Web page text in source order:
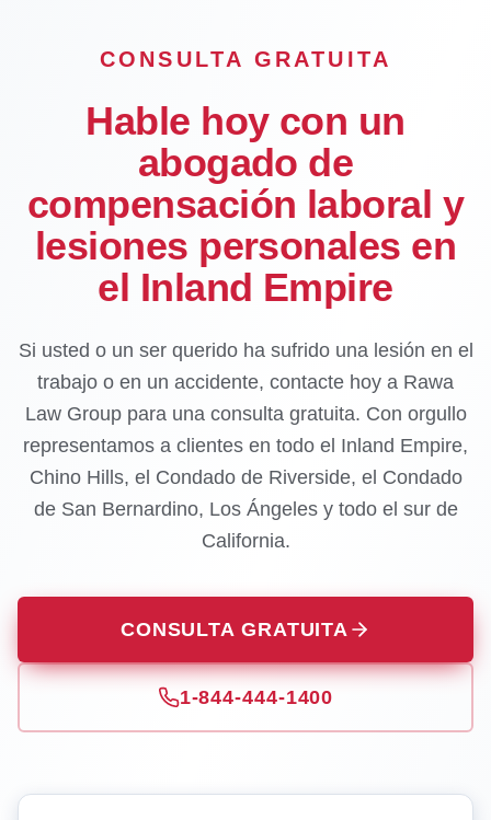
CONSULTA GRATUITA
Hable hoy con un
abogado de
compensación laboral y
lesiones personales en
el Inland Empire
Si usted o un ser querido ha sufrido una lesión en el
trabajo o en un accidente, contacte hoy a Rawa
Law Group para una consulta gratuita. Con orgullo
representamos a clientes en todo el Inland Empire,
Chino Hills, el Condado de Riverside, el Condado
de San Bernardino, Los Ángeles y todo el sur de
California.
CONSULTA GRATUITA
1-844-444-1400